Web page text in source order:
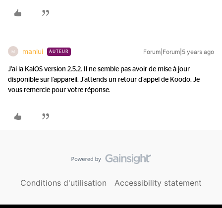
M manlui AUTEUR Forum|Forum|5 years ago
J’ai la KaiOS version 2.5.2. Il ne semble pas avoir de mise à jour
disponible sur l’appareil. J’attends un retour d’appel de Koodo. Je
vous remercie pour votre réponse.
Conditions d'utilisation Accessibility statement